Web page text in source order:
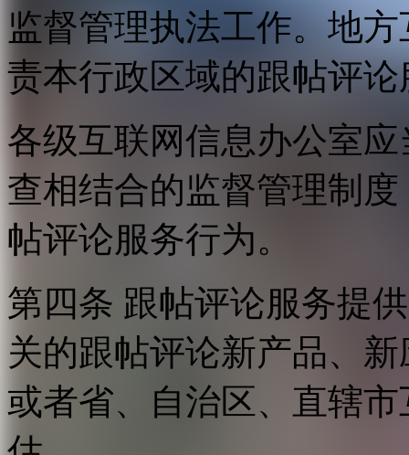
监督管理执法工作。地
责本行政区域的跟帖评
各级互联网信息办公室
查相结合的监督管理制
帖评论服务行为。
第四条 跟帖评论服务提
关的跟帖评论新产品、
或者省、自治区、直辖